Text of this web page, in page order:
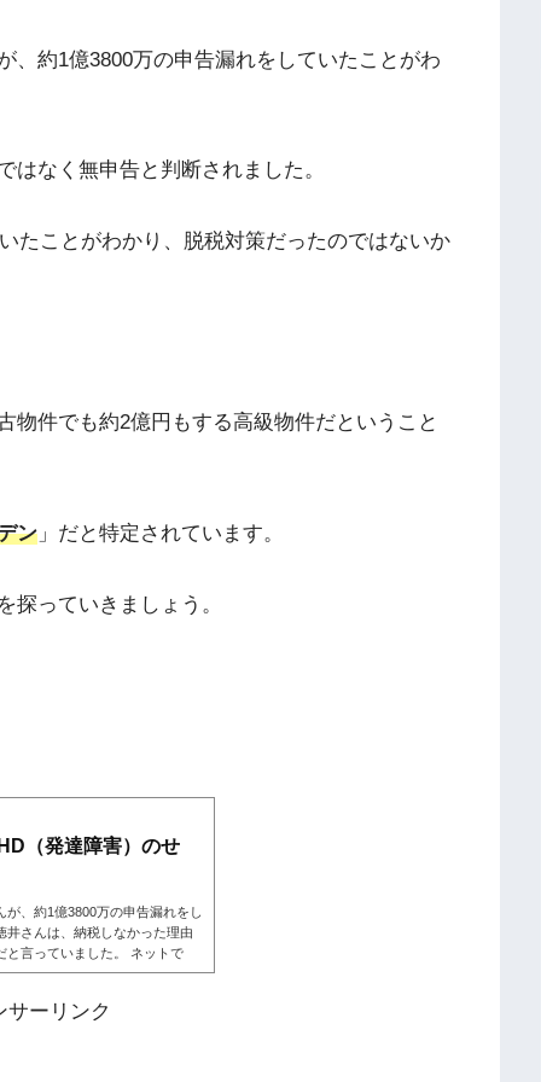
、約1億3800万の申告漏れをしていたことがわ
なく無申告と判断されました。
たことがわかり、脱税対策だったのではないか
物件でも約2億円もする高級物件だということ
ン 」だと特定されています。
探っていきましょう。
（発達障害）のせ
、約1億3800万の申告漏れをし
井さんは、納税しなかった理由
と言っていました。 ネットで
ないかとの声が多くあがってい
しょう。 こちらも読まれてい
サーリンク